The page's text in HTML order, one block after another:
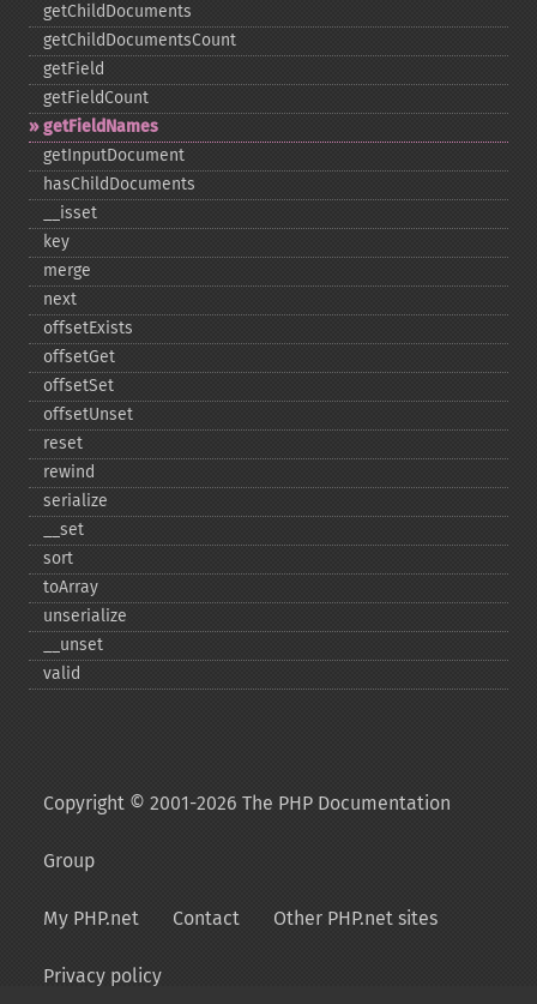
getChildDocuments
getChildDocumentsCount
getField
getFieldCount
getFieldNames
getInputDocument
hasChildDocuments
_​_​isset
key
merge
next
offsetExists
offsetGet
offsetSet
offsetUnset
reset
rewind
serialize
_​_​set
sort
toArray
unserialize
_​_​unset
valid
Copyright © 2001-2026 The PHP Documentation
Group
My PHP.net Contact Other PHP.net sites
Privacy policy